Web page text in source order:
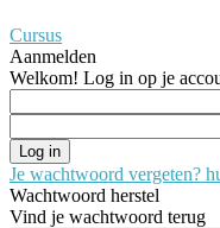
Cursus
Aanmelden
Welkom! Log in op je
Je wachtwoord vergeten?
Wachtwoord herstel
Vind je wachtwoord terug